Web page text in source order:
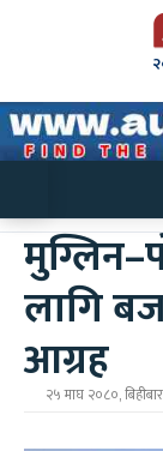
लागि
आग्रह
२५ माघ २०८०, बिहीबार